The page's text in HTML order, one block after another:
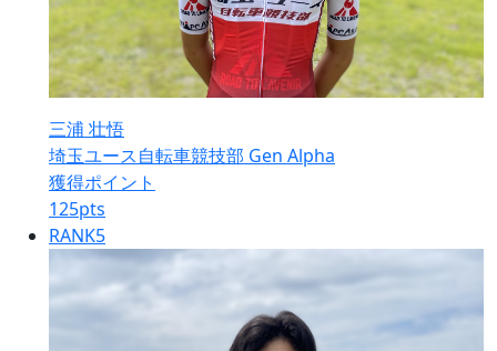
三浦 壮悟
埼玉ユース自転車競技部 Gen Alpha
獲得ポイント
125pts
RANK5